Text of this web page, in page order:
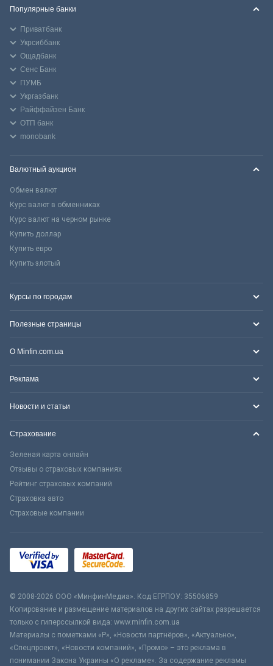
Популярные банки
Приватбанк
Укрсиббанк
Ощадбанк
Сенс Банк
ПУМБ
Укргазбанк
Райффайзен Банк
ОТП банк
monobank
Валютный аукцион
Обмен валют
Курс валют в обменниках
Курс валют на черном рынке
Купить доллар
Купить евро
Купить злотый
Курсы по городам
Полезные страницы
О Minfin.com.ua
Реклама
Новости и статьи
Страхование
Зеленая карта онлайн
Отзывы о страховых компаниях
Рейтинг страховых компаний
Страховка авто
Страховые компании
© 2008-2026 ООО «МинфинМедиа». Код ЕГРПОУ: 35506859
Копирование и размещение материалов на других сайтах разрешается
только с гиперссылкой вида: www.minfin.com.ua
Материалы с пометками «Р», «Новости партнёров», «Актуально»,
«Спецпроект», «Новости компаний», «Промо» – это реклама в
понимании Закона Украины «О рекламе». За содержание рекламы